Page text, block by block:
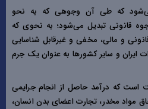
که طی آن وجوهی که به نحو
قانونی تبدیل می‌شود؛ به نحوی که
و مالی، مخفی و غیرقابل شناسایی
ایران و سایر کشور‌ها به عنوان یک جرم
است که درآمد حاصل از انجام جرایمی
مواد مخدر، تجارت اعضای بدن انسان،